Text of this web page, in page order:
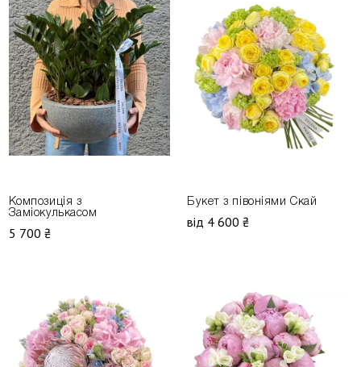
Композиція з
Заміокулькасом
5 700 ₴
Букет з півоніями Скай
від 4 600 ₴